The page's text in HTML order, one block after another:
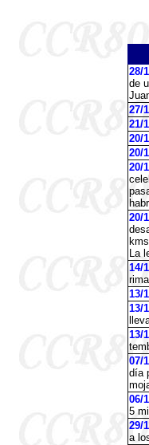
28/
de
27/
21/
20/
20/
20/
20/
La
14/
13/
13/
13/
07/
día
06/
5
29/
a